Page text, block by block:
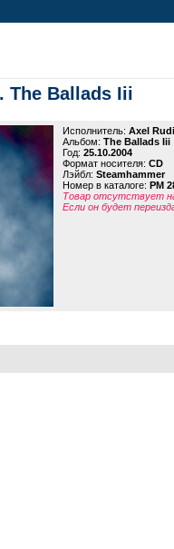
The Ballads Iii
Исполнитель: Axel
Альбом: The Ballads Iii
Год: 25.10.2004
Формат носителя: CD
Лэйбл: Steamhammer
Номер в каталоге: PM
Товар отсутствует
Если он будет